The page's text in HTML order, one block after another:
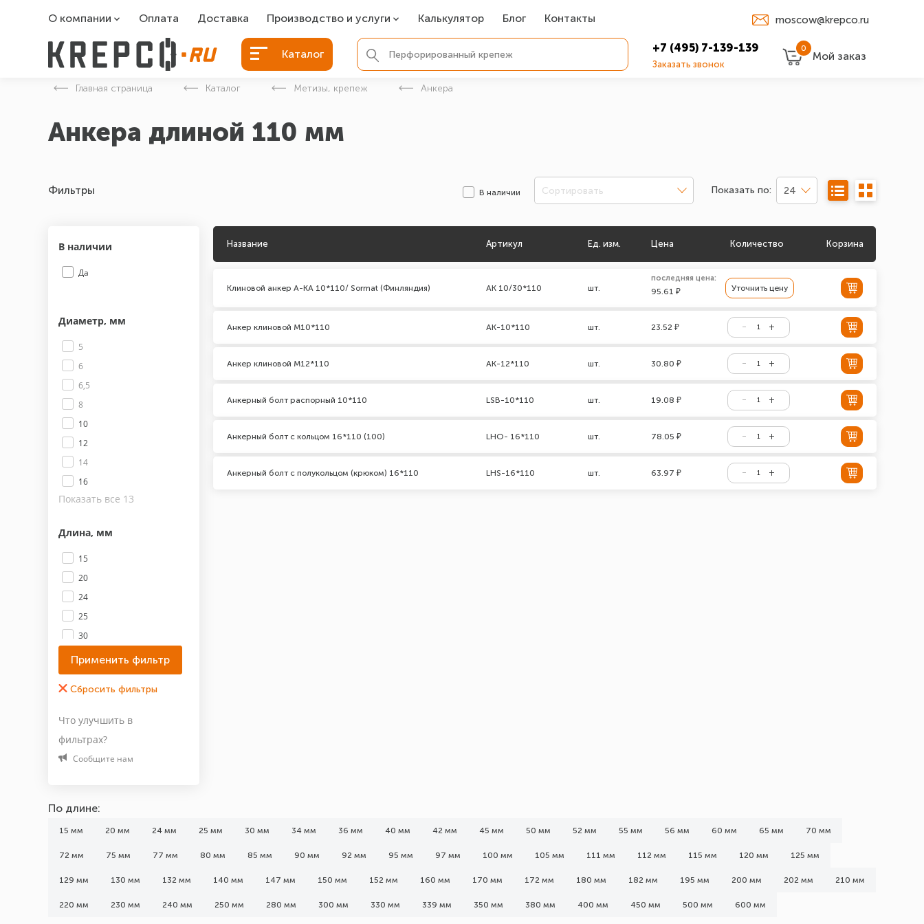
О компании
О компании
Оплата Доставка Производство и услуги
Болты БСР
Болты для фундамента
Закладные детали
Калькулятор Блог Контакты moscow@krepco.ru
Каталог +7 (495) 7-139-139
Заказать звонок
0
Мой заказ
Главная страница Каталог Метизы, крепеж Анкера
Анкера длиной 110 мм
Фильтры В наличии Сортировать Показать по: 24
В наличии
Да
Диаметр, мм
5
6
6,5
8
10
12
14
16
Показать все 13
Длина, мм
15
20
24
25
30
36
40
Материал
Оцинкованная сталь
Сталь
Покрытие
Жёлтый цинк
Цинк
Что улучшить в
фильтрах?
Сообщите нам
Название Артикул Ед. изм. Цена Количество Корзина
Клиновой анкер A-KA 10*110/ Sormat (Финляндия) AK 10/30*110 шт.
последняя цена:
95.61 ₽ Уточнить цену
Анкер клиновой М10*110 АК-10*110 шт. 23.52 ₽
Анкер клиновой М12*110 AK-12*110 шт. 30.80 ₽
Анкерный болт распорный 10*110 LSB-10*110 шт. 19.08 ₽
Анкерный болт с кольцом 16*110 (100) LHO- 16*110 шт. 78.05 ₽
Анкерный болт с полукольцом (крюком) 16*110 LHS-16*110 шт. 63.97 ₽
По длине:
15 мм 20 мм 24 мм 25 мм 30 мм 34 мм 36 мм 40 мм 42 мм 45 мм 50 мм 52 мм 55 мм 56 мм 60 мм 65 мм 70 мм
72 мм 75 мм 77 мм 80 мм 85 мм 90 мм 92 мм 95 мм 97 мм 100 мм 105 мм 111 мм 112 мм 115 мм 120 мм 125 мм
129 мм 130 мм 132 мм 140 мм 147 мм 150 мм 152 мм 160 мм 170 мм 172 мм 180 мм 182 мм 195 мм 200 мм 202 мм 210 мм
220 мм 230 мм 240 мм 250 мм 280 мм 300 мм 330 мм 339 мм 350 мм 380 мм 400 мм 450 мм 500 мм 600 мм